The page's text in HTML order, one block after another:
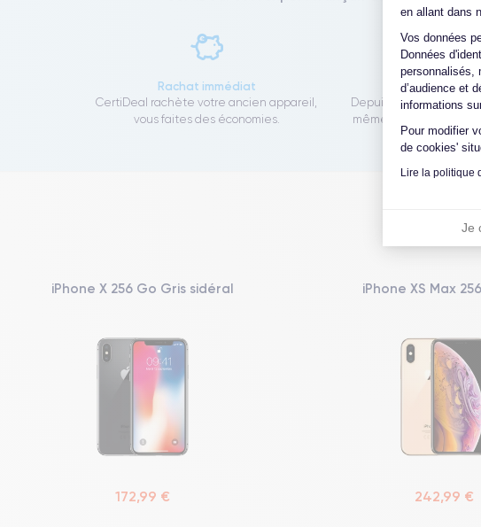
en allant dans
Vos données
Données
personnalisés,
d’audience et
informations
Pour modifier
de cookies'
Lire la politique
Je
Rachat immédiat
CertiDeal rachète votre ancien appareil,
vous faites des économies.
L'expert du
Depuis 10 ans, nous
même tous nos produits
de
iPhone X 256 Go Gris sidéral
172,99 €
iPhone XS Max
242,99 €